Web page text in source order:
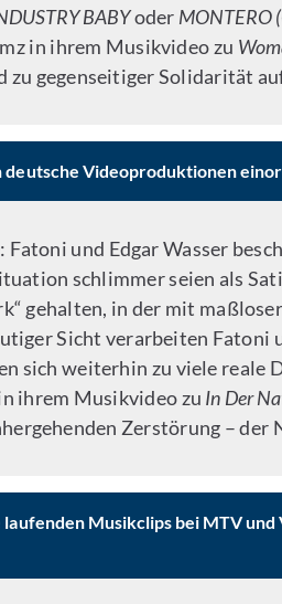
BABYoder MONTERO
in ihrem Musikvideo zu
zu gegenseitiger Solidarität
deutsche Videoproduktionen
Fatoni und Edgar Wasser
schlimmer seien als
gehalten, in der mit
Sicht verarbeiten Fatoni
sich weiterhin zu viele reale
ihrem Musikvideo zu In Der
Zerstörung – der
laufenden Musikclips bei MTV